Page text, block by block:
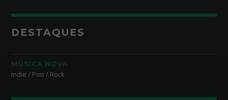
DESTAQUES
MÚSICA NOVA
Indie / Pop / Rock